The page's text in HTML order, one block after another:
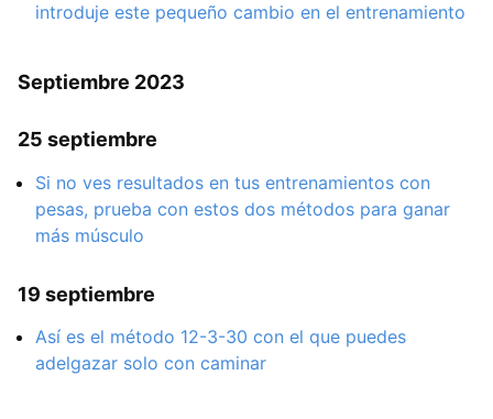
introduje este pequeño cambio en el entrenamiento
Septiembre 2023
25 septiembre
Si no ves resultados en tus entrenamientos con
pesas, prueba con estos dos métodos para ganar
más músculo
19 septiembre
Así es el método 12-3-30 con el que puedes
adelgazar solo con caminar